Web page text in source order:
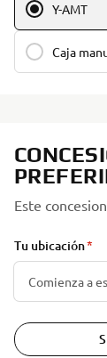
Y-AMT
Caja
Este
Tu ubicación